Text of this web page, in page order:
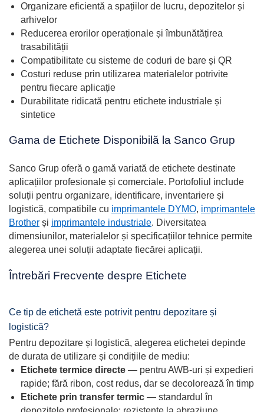
Organizare eficientă a spațiilor de lucru, depozitelor și
arhivelor
Reducerea erorilor operaționale și îmbunătățirea
trasabilității
Compatibilitate cu sisteme de coduri de bare și QR
Costuri reduse prin utilizarea materialelor potrivite
pentru fiecare aplicație
Durabilitate ridicată pentru etichete industriale și
sintetice
Gama de Etichete Disponibilă la Sanco Grup
Sanco Grup oferă o gamă variată de etichete destinate
aplicațiilor profesionale și comerciale. Portofoliul include
soluții pentru organizare, identificare, inventariere și
logistică, compatibile cu imprimantele DYMO, imprimantele
Brother și imprimantele industriale. Diversitatea
dimensiunilor, materialelor și specificațiilor tehnice permite
alegerea unei soluții adaptate fiecărei aplicații.
Întrebări Frecvente despre Etichete
Ce tip de etichetă este potrivit pentru depozitare și
logistică?
Pentru depozitare și logistică, alegerea etichetei depinde
de durata de utilizare și condițiile de mediu:
Etichete termice directe — pentru AWB-uri și expedieri
rapide; fără ribon, cost redus, dar se decolorează în timp
Etichete prin transfer termic — standardul în